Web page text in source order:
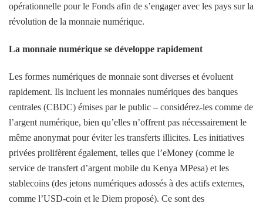
opérationnelle pour le Fonds afin de s’engager avec les pays sur la
révolution de la monnaie numérique.
La monnaie numérique se développe rapidement
Les formes numériques de monnaie sont diverses et évoluent
rapidement. Ils incluent les monnaies numériques des banques
centrales (CBDC) émises par le public – considérez-les comme de
l’argent numérique, bien qu’elles n’offrent pas nécessairement le
même anonymat pour éviter les transferts illicites. Les initiatives
privées prolifèrent également, telles que l’eMoney (comme le
service de transfert d’argent mobile du Kenya MPesa) et les
stablecoins (des jetons numériques adossés à des actifs externes,
comme l’USD-coin et le Diem proposé). Ce sont des